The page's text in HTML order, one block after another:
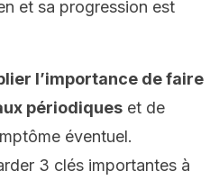
et sa progression est
l’importance de faire
périodiques et de
éventuel.
3 clés importantes à